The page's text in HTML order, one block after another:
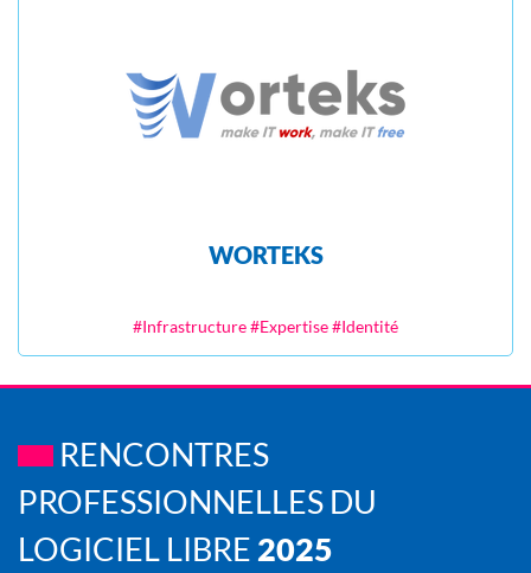
WORTEKS
#Infrastructure #Expertise #Identité
RENCONTRES
PROFESSIONNELLES DU
LOGICIEL LIBRE 2025